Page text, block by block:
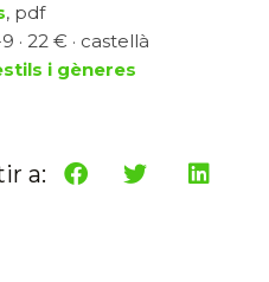
, pdf
· 22 € · castellà
i gèneres
a: